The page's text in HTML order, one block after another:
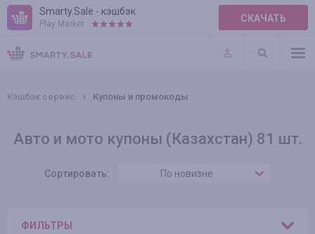
Smarty.Sale - кэшбэк
Play Market: СКАЧАТЬ
ПРАВИЛА
ПЛАГИНЫ
Кэшбэк сервис Купоны и промокоды
Авто и мото купоны (Казахстан) 81 шт.
Сортировать: По новизне
ФИЛЬТРЫ